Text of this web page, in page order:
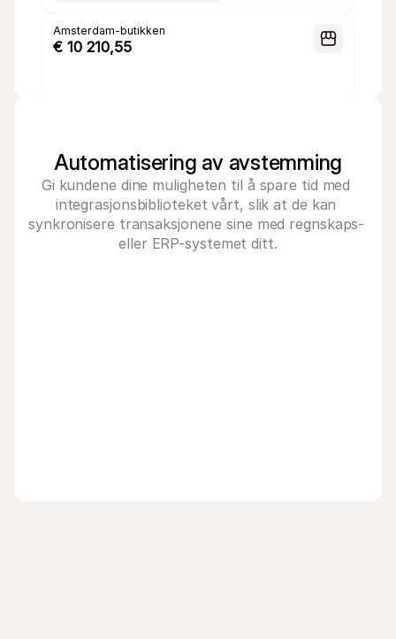
Amsterdam-butikken
€ 10 210,55
Automatisering av avstemming
Gi kundene dine muligheten til å spare tid med
integrasjonsbiblioteket vårt, slik at de kan
synkronisere transaksjonene sine med regnskaps-
eller ERP-systemet ditt.